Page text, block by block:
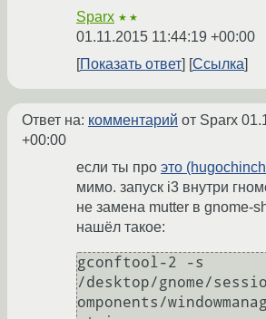
Sparx ★★
01.11.2015 11:44:19 +00:00
Показать ответ
Ссылка
Ответ на: комментарий от Sparx
+00:00
если ты про это
мимо. запуск i3 внутри
не замена mutter в gnome-
нашёл такое:
gconftool-2 -s
/desktop/gnome/
omponents/